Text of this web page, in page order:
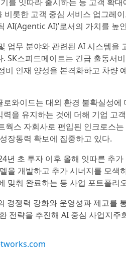
비롯한 고객 중심 서비스 업그레
AI(Agentic AI)’로서의 가치를 높
업무 분야와 관련된 AI 시스템
SK스피드메이트는 긴급 출동서
비 인재 양성을 본격화하고 차량
와이드는 대외 환경 불확실성
을 유지하는 것에 더해 기업 고
웍스 자회사로 편입된 인크로스
장동력 확보에 집중하고 있다.
년 초 투자 이후 올해 잇따른 추
을 개발하고 추가 시너지를 모
맞춰 완료하는 등 사업 포트폴
경쟁력 강화와 운영성과 제고를
전략을 추진해 AI 중심 사업지